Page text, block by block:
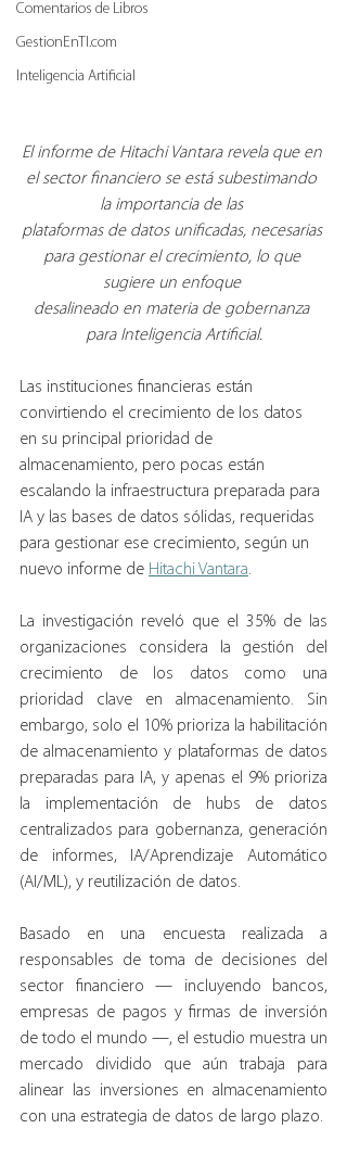
Comentarios de Libros
GestionEnTI.com
Inteligencia Artificial
El informe de Hitachi Vantara revela que en
el sector financiero se está subestimando
la importancia de las
plataformas de datos unificadas, necesarias
para gestionar el crecimiento, lo que
sugiere un enfoque
desalineado en materia de gobernanza
para Inteligencia Artificial.
Las instituciones financieras están
convirtiendo el crecimiento de los datos
en su principal prioridad de
almacenamiento, pero pocas están
escalando la infraestructura preparada para
IA y las bases de datos sólidas, requeridas
para gestionar ese crecimiento, según un
nuevo informe de Hitachi Vantara.
La investigación reveló que el 35% de las
organizaciones considera la gestión del
crecimiento de los datos como una
prioridad clave en almacenamiento. Sin
embargo, solo el 10% prioriza la habilitación
de almacenamiento y plataformas de datos
preparadas para IA, y apenas el 9% prioriza
la implementación de hubs de datos
centralizados para gobernanza, generación
de informes, IA/Aprendizaje Automático
(AI/ML), y reutilización de datos.
Basado en una encuesta realizada a
responsables de toma de decisiones del
sector financiero — incluyendo bancos,
empresas de pagos y firmas de inversión
de todo el mundo —, el estudio muestra un
mercado dividido que aún trabaja para
alinear las inversiones en almacenamiento
con una estrategia de datos de largo plazo.